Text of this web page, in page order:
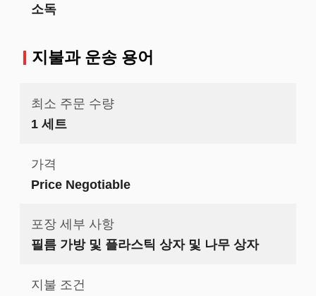
소독
지불과 운송 용어
최소 주문 수량
1 세트
가격
Price Negotiable
포장 세부 사항
필름 가방 및 플라스틱 상자 및 나무 상자
지불 조건